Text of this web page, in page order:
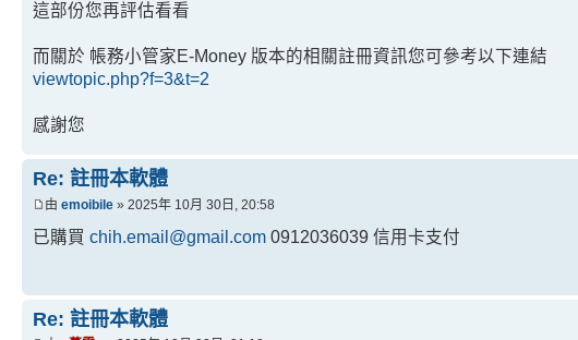
這部份您再評估看看
而關於 帳務小管家E-Money 版本的相關註冊資訊您可參考以下連結
viewtopic.php?f=3&t=2
感謝您
Re: 註冊本軟體
由 emoibile » 2025年 10月 30日, 20:58
已購買 chih.email@gmail.com 0912036039 信用卡支付
Re: 註冊本軟體